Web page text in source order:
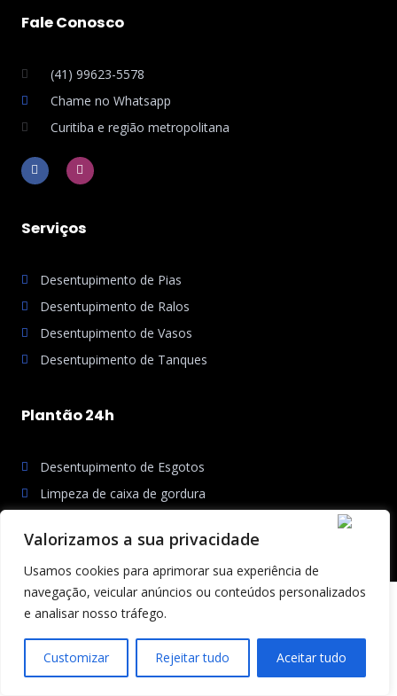
Valorizamos a sua privacidade
Usamos cookies para aprimorar sua experiência de
navegação, veicular anúncios ou conteúdos personalizados
e analisar nosso tráfego.
Customizar Rejeitar tudo Aceitar tudo
Fale Conosco
(41) 99623-5578
Chame no Whatsapp
Curitiba e região metropolitana
F
a
c
o
o
I
n
s
g
r
Serviços
Desentupimento de Pias
Desentupimento de Ralos
Desentupimento de Vasos
Desentupimento de Tanques
Plantão 24h
Desentupimento de Esgotos
Limpeza de caixa de gordura
Copyright © 2026 Nasa Desentupidora em Curitiba 24h
Desenvolvidor por: